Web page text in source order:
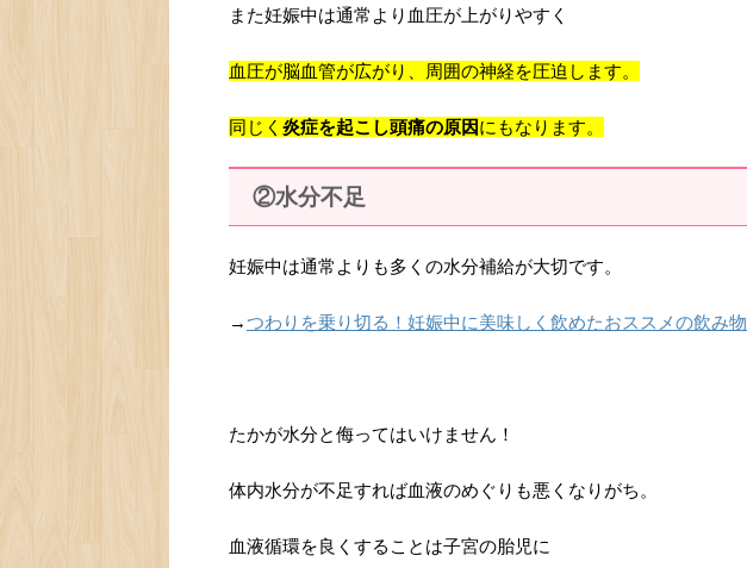
また妊娠中は通常より血圧が上がりやすく
血圧が脳血管が広がり、周囲の神経を圧迫します。
同じく 炎症を起こし頭痛の原因にもなります。
②水分不足
妊娠中は通常よりも多くの水分補給が大切です。
→つわりを乗り切る！妊娠中に美味しく飲めたおススメの飲み物
たかが水分と侮ってはいけません！
体内水分が不足すれば血液のめぐりも悪くなりがち。
血液循環を良くすることは子宮の胎児に